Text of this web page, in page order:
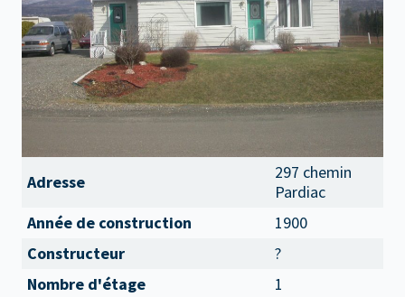
Adresse
297 chemin
Pardiac
Année de construction
1900
Constructeur
?
Nombre d'étage
1